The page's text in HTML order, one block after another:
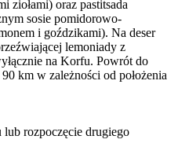
ziołami) oraz pastitsada
sosie pomidorowo-
i goździkami). Na deser
lemoniady z
na Korfu. Powrót do
km w zależności od położenia
rozpoczęcie drugiego